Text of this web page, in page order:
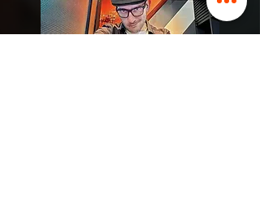
voor uw:
bedrijfsfeest , huwelijksfeest ,